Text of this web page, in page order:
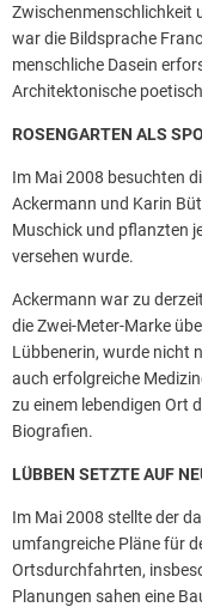
Zwischenmenschlichkeit
war die Bildsprache
menschliche Dasein
Architektonische
ROSENGARTEN ALS
Im Mai 2008 besuchten
Ackermann und Karin
Muschick und pflanzten
versehen wurde.
Ackermann war zu
die Zwei-Meter-Marke
Lübbenerin, wurde nicht
auch erfolgreiche
zu einem lebendigen Ort
Biografien.
LÜBBEN SETZTE AUF
Im Mai 2008 stellte der
umfangreiche Pläne für
Ortsdurchfahrten,
Planungen sahen eine